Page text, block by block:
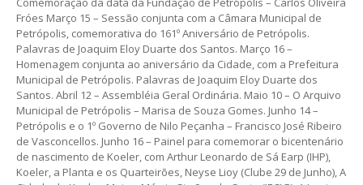
Fróes Março 15 – Sessão conjunta com a Câmara Municipal de
Petrópolis, comemorativa do 161º Aniversário de Petrópolis.
Palavras de Joaquim Eloy Duarte dos Santos. Março 16 –
Homenagem conjunta ao aniversário da Cidade, com a Prefeitura
Municipal de Petrópolis. Palavras de Joaquim Eloy Duarte dos
Santos. Abril 12 – Assembléia Geral Ordinária. Maio 10 – O Arquivo
Municipal de Petrópolis – Marisa de Souza Gomes. Junho 14 –
Petrópolis e o 1º Governo de Nilo Peçanha – Francisco José Ribeiro
de Vasconcellos. Junho 16 – Painel para comemorar o bicentenário
de nascimento de Koeler, com Arthur Leonardo de Sá Earp (IHP),
Koeler, a Planta e os Quarteirões, Neyse Lioy (Clube 29 de Junho), A